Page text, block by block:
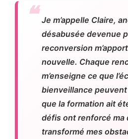
Je m’appelle Claire,
désabusée devenue
reconversion
nouvelle. Chaque
m’enseigne ce que
bienveillance
que la formation ait
défis ont renforcé ma
transformé mes